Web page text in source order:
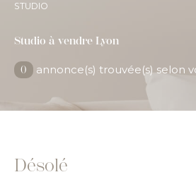
STUDIO
Studio à vendre Lyon
0 annonce(s) trouvée(s) selon
Désolé
Effectuer une
et trouver le bien qui correspond à
Type
d'offre
Ville